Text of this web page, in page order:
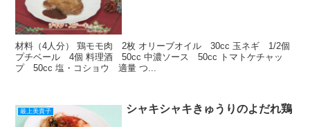
材料（4人分） 鶏モモ肉 2枚 オリーブオイル 30cc 玉ネギ 1/2個
プチベール 4個 料理酒 50cc 中濃ソース 50cc トマトケチャッ
プ 50cc 塩・コショウ 適量 つ...
最上美貴子 シャキシャキきゅうりのよだれ鶏